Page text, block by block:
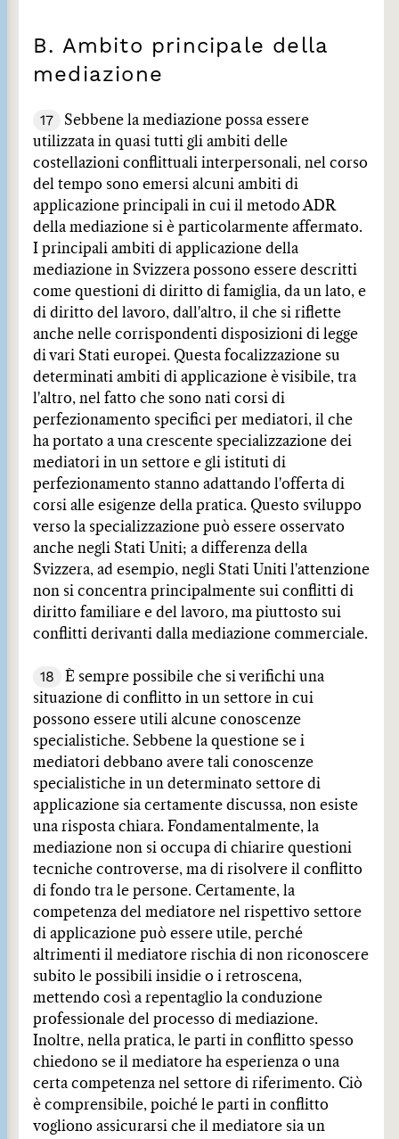
B. Ambito principale della
mediazione
17
Sebbene la mediazione possa essere
utilizzata in quasi tutti gli ambiti delle
costellazioni conflittuali interpersonali, nel corso
del tempo sono emersi alcuni ambiti di
applicazione principali in cui il metodo ADR
della mediazione si è particolarmente affermato.
I principali ambiti di applicazione della
mediazione in Svizzera possono essere descritti
come questioni di diritto di famiglia, da un lato, e
di diritto del lavoro, dall'altro, il che si riflette
anche nelle corrispondenti disposizioni di legge
di vari Stati europei. Questa focalizzazione su
determinati ambiti di applicazione è visibile, tra
l'altro, nel fatto che sono nati corsi di
perfezionamento specifici per mediatori, il che
ha portato a una crescente specializzazione dei
mediatori in un settore e gli istituti di
perfezionamento stanno adattando l'offerta di
corsi alle esigenze della pratica. Questo sviluppo
verso la specializzazione può essere osservato
anche negli Stati Uniti; a differenza della
Svizzera, ad esempio, negli Stati Uniti l'attenzione
non si concentra principalmente sui conflitti di
diritto familiare e del lavoro, ma piuttosto sui
conflitti derivanti dalla mediazione commerciale.
18
È sempre possibile che si verifichi una
situazione di conflitto in un settore in cui
possono essere utili alcune conoscenze
specialistiche. Sebbene la questione se i
mediatori debbano avere tali conoscenze
specialistiche in un determinato settore di
applicazione sia certamente discussa, non esiste
una risposta chiara. Fondamentalmente, la
mediazione non si occupa di chiarire questioni
tecniche controverse, ma di risolvere il conflitto
di fondo tra le persone. Certamente, la
competenza del mediatore nel rispettivo settore
di applicazione può essere utile, perché
altrimenti il mediatore rischia di non riconoscere
subito le possibili insidie o i retroscena,
mettendo così a repentaglio la conduzione
professionale del processo di mediazione.
Inoltre, nella pratica, le parti in conflitto spesso
chiedono se il mediatore ha esperienza o una
certa competenza nel settore di riferimento. Ciò
è comprensibile, poiché le parti in conflitto
vogliono assicurarsi che il mediatore sia un